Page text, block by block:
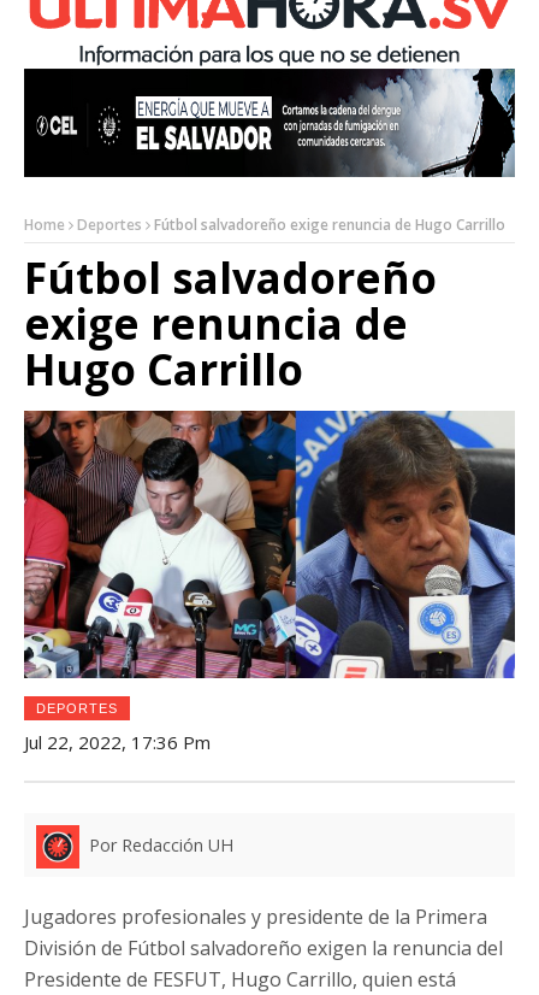
Home Deportes Fútbol salvadoreño exige renuncia de Hugo Carrillo
Fútbol salvadoreño
exige renuncia de
Hugo Carrillo
DEPORTES
Jul 22, 2022, 17:36 Pm
Por Redacción UH
Jugadores profesionales y presidente de la Primera
División de Fútbol salvadoreño exigen la renuncia del
Presidente de FESFUT, Hugo Carrillo, quien está